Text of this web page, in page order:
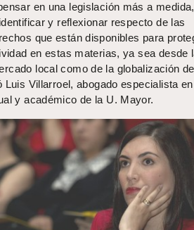
en una legislación más a
y reflexionar respecto de las
que están disponibles para
en estas materias, ya sea desde
local como de la globalización
Luis Villarroel, abogado especialista en
y académico de la U. Mayor.